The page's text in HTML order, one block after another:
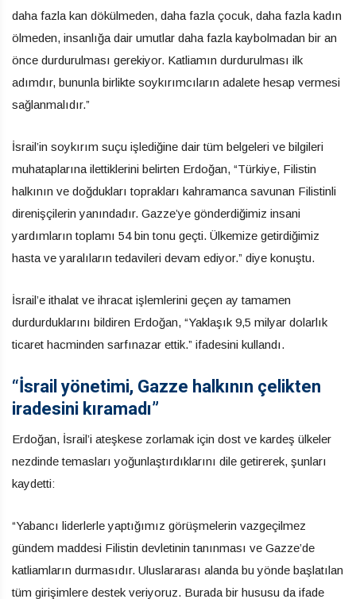
daha fazla kan dökülmeden, daha fazla çocuk, daha fazla kadın
ölmeden, insanlığa dair umutlar daha fazla kaybolmadan bir an
önce durdurulması gerekiyor. Katliamın durdurulması ilk
adımdır, bununla birlikte soykırımcıların adalete hesap vermesi
sağlanmalıdır.”
İsrail’in soykırım suçu işlediğine dair tüm belgeleri ve bilgileri
muhataplarına ilettiklerini belirten Erdoğan, “Türkiye, Filistin
halkının ve doğdukları toprakları kahramanca savunan Filistinli
direnişçilerin yanındadır. Gazze’ye gönderdiğimiz insani
yardımların toplamı 54 bin tonu geçti. Ülkemize getirdiğimiz
hasta ve yaralıların tedavileri devam ediyor.” diye konuştu.
İsrail’e ithalat ve ihracat işlemlerini geçen ay tamamen
durdurduklarını bildiren Erdoğan, “Yaklaşık 9,5 milyar dolarlık
ticaret hacminden sarfınazar ettik.” ifadesini kullandı.
“İsrail yönetimi, Gazze halkının çelikten
iradesini kıramadı”
Erdoğan, İsrail’i ateşkese zorlamak için dost ve kardeş ülkeler
nezdinde temasları yoğunlaştırdıklarını dile getirerek, şunları
kaydetti:
“Yabancı liderlerle yaptığımız görüşmelerin vazgeçilmez
gündem maddesi Filistin devletinin tanınması ve Gazze’de
katliamların durmasıdır. Uluslararası alanda bu yönde başlatılan
tüm girişimlere destek veriyoruz. Burada bir hususu da ifade